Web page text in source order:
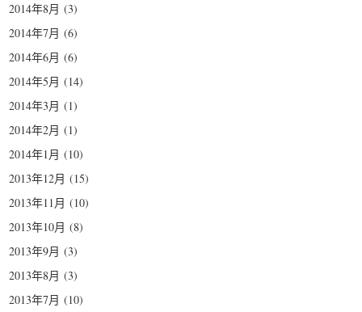
2014年8月 (3)
2014年7月 (6)
2014年6月 (6)
2014年5月 (14)
2014年3月 (1)
2014年2月 (1)
2014年1月 (10)
2013年12月 (15)
2013年11月 (10)
2013年10月 (8)
2013年9月 (3)
2013年8月 (3)
2013年7月 (10)